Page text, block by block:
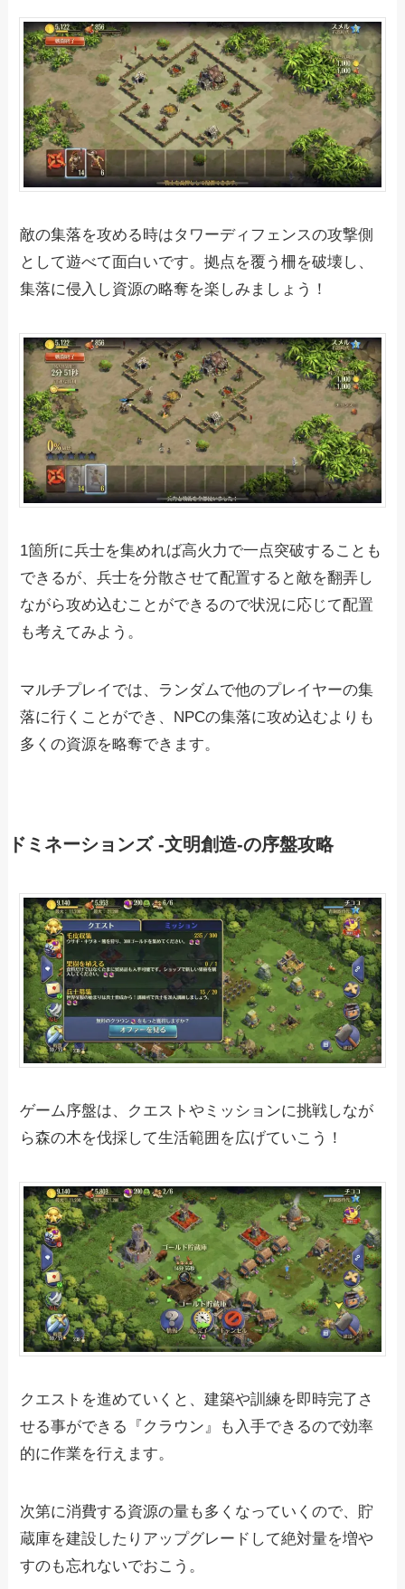
敵の集落を攻める時はタワーディフェンスの攻撃側
として遊べて面白いです。拠点を覆う柵を破壊し、
集落に侵入し資源の略奪を楽しみましょう！
1箇所に兵士を集めれば高火力で一点突破することも
できるが、兵士を分散させて配置すると敵を翻弄し
ながら攻め込むことができるので状況に応じて配置
も考えてみよう。
マルチプレイでは、ランダムで他のプレイヤーの集
落に行くことができ、NPCの集落に攻め込むよりも
多くの資源を略奪できます。
ドミネーションズ -文明創造-の序盤攻略
ゲーム序盤は、クエストやミッションに挑戦しなが
ら森の木を伐採して生活範囲を広げていこう！
クエストを進めていくと、建築や訓練を即時完了さ
せる事ができる『クラウン』も入手できるので効率
的に作業を行えます。
次第に消費する資源の量も多くなっていくので、貯
蔵庫を建設したりアップグレードして絶対量を増や
すのも忘れないでおこう。